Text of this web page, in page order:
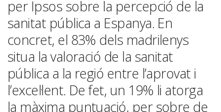
per Ipsos sobre la percepció de la
sanitat pública a Espanya. En
concret, el 83% dels madrilenys
situa la valoració de la sanitat
pública a la regió entre l’aprovat i
l’excel·lent. De fet, un 19% li atorga
la màxima puntuació, per sobre de